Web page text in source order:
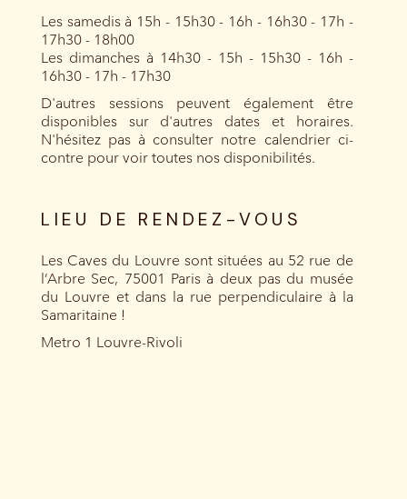
Les samedis à 15h - 15h30 - 16h - 16h30 - 17h -
17h30 - 18h00
Les dimanches à 14h30 - 15h - 15h30 - 16h -
16h30 - 17h - 17h30
D'autres sessions peuvent également être
disponibles sur d'autres dates et horaires.
N'hésitez pas à consulter notre calendrier ci-
contre pour voir toutes nos disponibilités.
LIEU DE RENDEZ-VOUS
Les Caves du Louvre sont situées au 52 rue de
l’Arbre Sec, 75001 Paris à deux pas du musée
du Louvre et dans la rue perpendiculaire à la
Samaritaine !
Metro 1 Louvre-Rivoli